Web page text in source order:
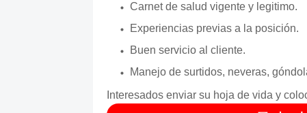
Carnet de salud vigente y legitimo.
Experiencias previas a la posición.
Buen servicio al cliente.
Manejo de surtidos, neveras,
Interesados enviar su hoja de vida y